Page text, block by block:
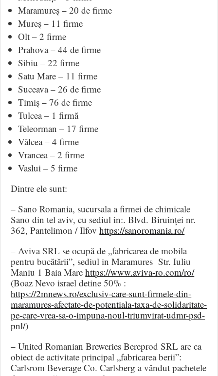
Maramureș – 20 de firme
Mureș – 11 firme
Olt – 2 firme
Prahova – 44 de firme
Sibiu – 22 firme
Satu Mare – 11 firme
Suceava – 26 de firme
Timiș – 76 de firme
Tulcea – 1 firmă
Teleorman – 17 firme
Vâlcea – 4 firme
Vrancea – 2 firme
Vaslui – 5 firme
Dintre ele sunt:
– Sano Romania, sucursala a firmei de chimicale
Sano din tel aviv, cu sediul in:. Blvd. Biruinței nr.
362, Pantelimon / Ilfovhttps://sanoromania.ro/
– Aviva SRL se ocupă de „fabricarea de mobila
pentru bucătării”, sediul in Maramures Str. Iuliu
Maniu 1 Baia Marehttps://www.aviva-ro.com/ro/
(Boaz Nevo israel detine 50% :
https://2mnews.ro/exclusiv-care-sunt-firmele-din-
maramures-afectate-de-potentiala-taxa-de-solidaritate-
pe-care-vrea-sa-o-impuna-noul-triumvirat-udmr-psd-
pnl/)
– United Romanian Breweries Bereprod SRL are ca
obiect de activitate principal „fabricarea berii”:
Carlsrom Beverage Co. Carlsberg a vândut pachetele